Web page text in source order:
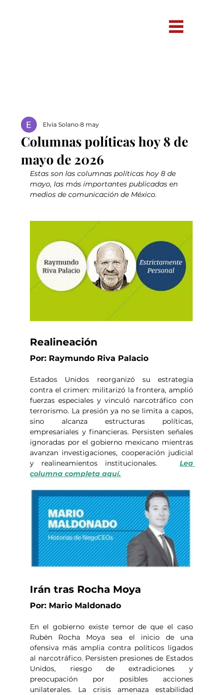
Columnas políticas hoy 8 de
mayo de 2026
Elvia Solano 8 may
Estas son las columnas políticas hoy 8 de
mayo, las más importantes publicadas en
medios de comunicación de México.
Realineación
Por: Raymundo Riva Palacio
Estados Unidos reorganizó su estrategia
contra el crimen: militarizó la frontera, amplió
fuerzas especiales y vinculó narcotráfico con
terrorismo. La presión ya no se limita a capos,
sino alcanza estructuras políticas,
empresariales y financieras. Persisten señales
ignoradas por el gobierno mexicano mientras
avanzan investigaciones, cooperación judicial
y realineamientos institucionales. Lea
columna completa aquí.
Irán tras Rocha Moya
Por: Mario Maldonado
En el gobierno existe temor de que el caso
Rubén Rocha Moya sea el inicio de una
ofensiva más amplia contra políticos ligados
al narcotráfico. Persisten presiones de Estados
Unidos, riesgo de extradiciones y
preocupación por posibles acciones
unilaterales. La crisis amenaza estabilidad